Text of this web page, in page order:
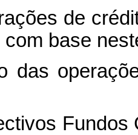
de
base
das
Fundos